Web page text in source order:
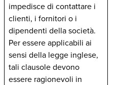
impedisce di contattare i
clienti, i fornitori o i
dipendenti della società.
Per essere applicabili ai
sensi della legge inglese,
tali clausole devono
essere ragionevoli in